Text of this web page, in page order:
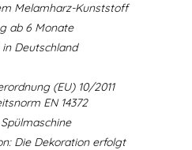
Melamharz-Kunststoff
ab 6 Monate
Deutschland
(EU) 10/2011
EN 14372
Die Dekoration erfolgt